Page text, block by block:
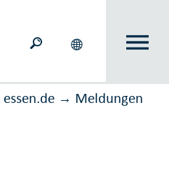
essen.de → Meldungen